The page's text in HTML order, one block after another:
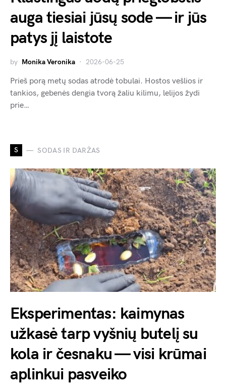
auga tiesiai jūsų sode — ir jūs
patys jį laistote
by Monika Veronika 2026-06-25
Prieš porą metų sodas atrodė tobulai. Hostos vešlios ir
tankios, gebenės dengia tvorą žaliu kilimu, lelijos žydi
prie…
S SODAS IR DARŽAS
Eksperimentas: kaimynas
užkasė tarp vyšnių butelį su
kola ir česnaku — visi krūmai
aplinkui pasveiko